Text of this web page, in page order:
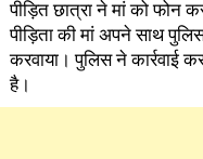
पीड़ित छात्रा ने मां को फोन
पीड़िता की मां अपने साथ
करवाया। पुलिस ने कार्रवाई
है।